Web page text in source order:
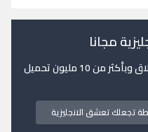
مجانا
10 مليون تحميل
تجعلك تعشق الانجليزية